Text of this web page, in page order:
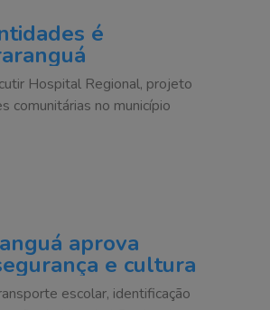
é
Hospital Regional, projeto
comunitárias no município
aprova
e cultura
escolar, identificação